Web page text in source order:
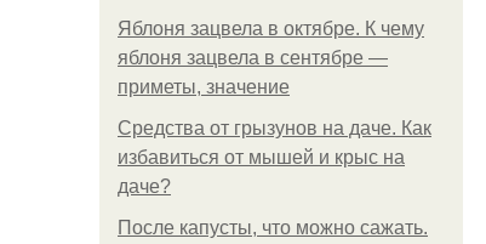
Яблоня зацвела в октябре. К чему
яблоня зацвела в сентябре —
приметы, значение
Средства от грызунов на даче. Как
избавиться от мышей и крыс на
даче?
После капусты, что можно сажать.